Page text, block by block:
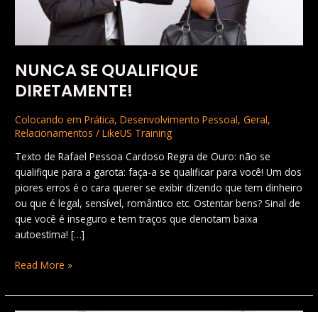
NUNCA SE QUALIFIQUE
DIRETAMENTE!
Colocando em Prática,Desenvolvimento Pessoal,Geral,
Relacionamentos /LikeUS Training
Texto de Rafael Pessoa Cardoso Regra de Ouro: não se
qualifique para a garota: faça-a se qualificar para você! Um dos
piores erros é o cara querer se exibir dizendo que tem dinheiro
ou que é legal, sensível, romântico etc. Ostentar bens? Sinal de
que você é inseguro e tem traços que denotam baixa
autoestima! […]
Read More »